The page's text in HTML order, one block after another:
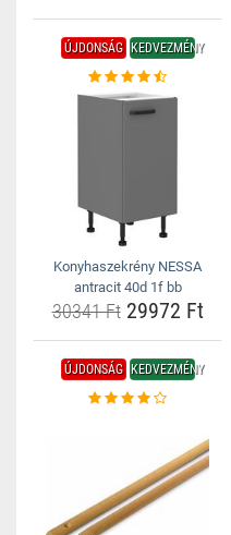
ÚJDONSÁG KEDVEZMÉNY
Konyhaszekrény NESSA
antracit 40d 1f bb
30341 Ft29972 Ft
ÚJDONSÁG KEDVEZMÉNY